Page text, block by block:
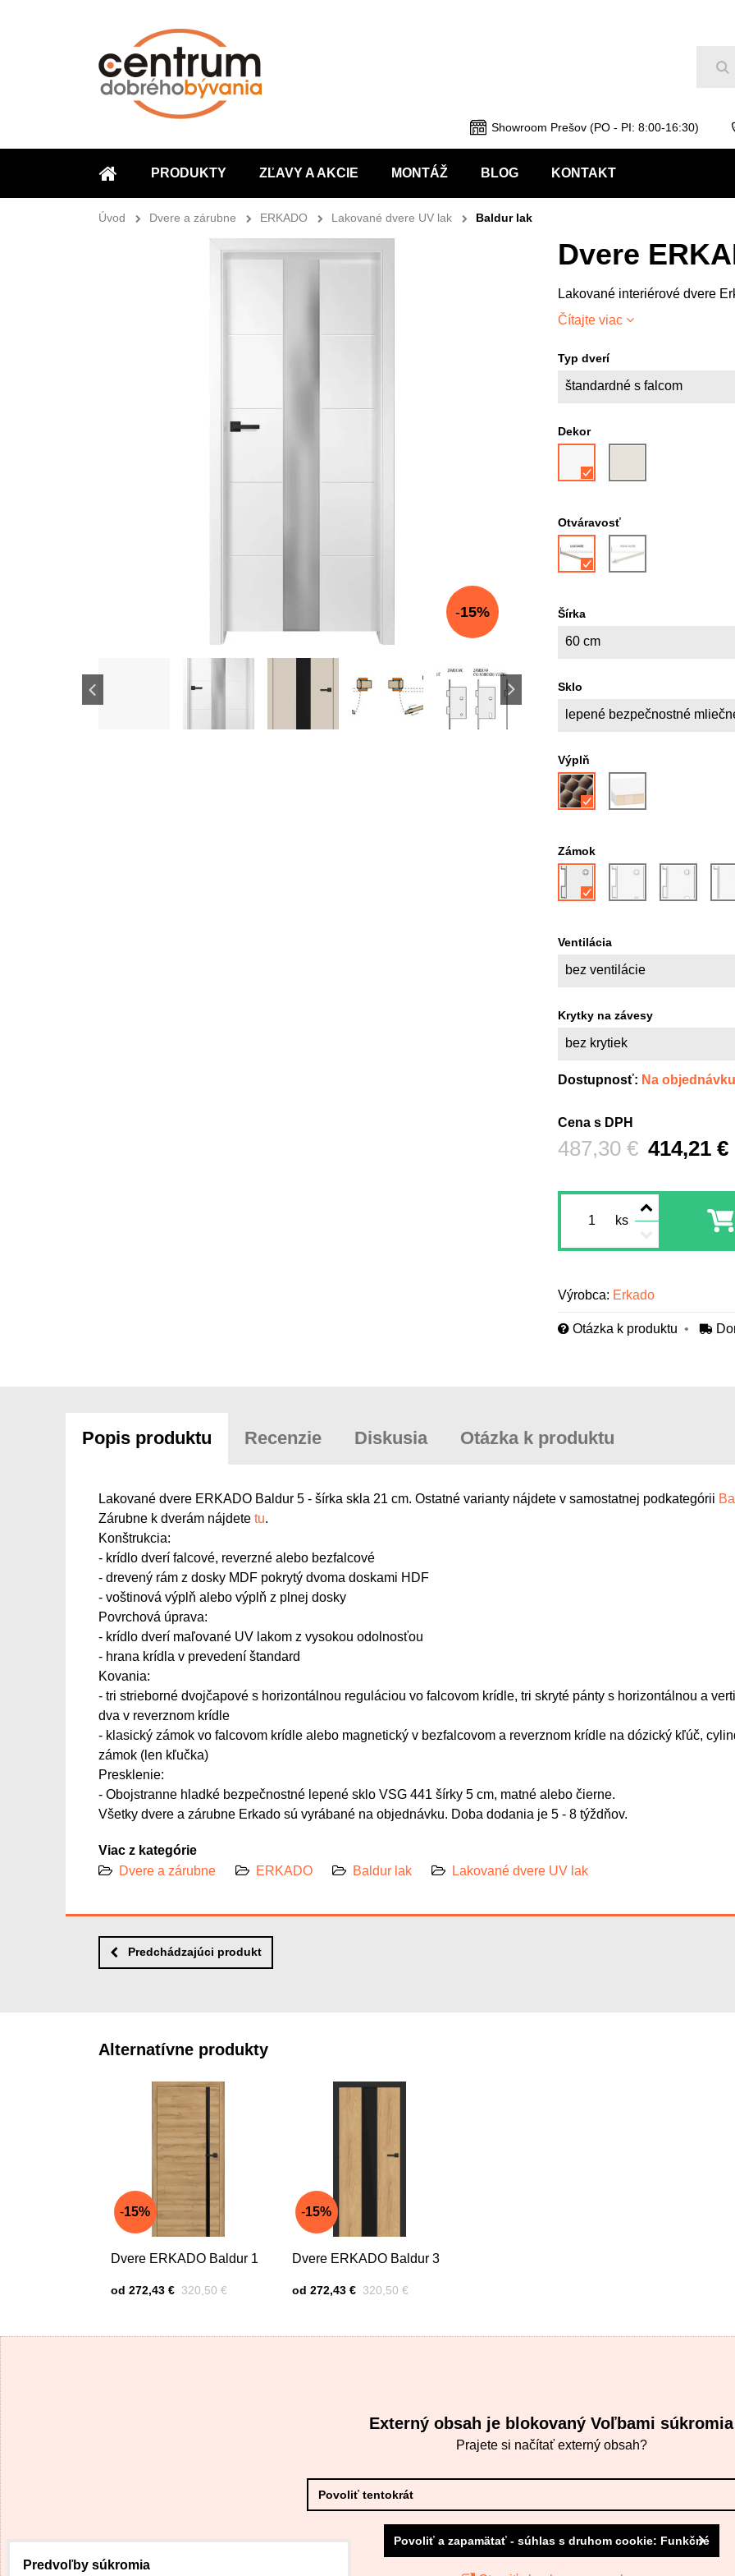
ÚVOD
PRODUKTY ZĽAVY A AKCIE MONTÁŽ BLOG KONTAKT
Showroom Prešov (PO - PI: 8:00-16:30)
Úvod Dvere a zárubne ERKADO Lakované dvere UV lak Baldur lak
Dvere
Lakované interiérové dvere
Čítajte viac
15%
Typ dverí
štandardné s falcom
Dekor
Otváravosť
Šírka
60 cm
Sklo
Výplň
Zámok
Ventilácia
bez ventilácie
Krytky na závesy
bez krytiek
Dostupnosť: Na objednávku
Cena s DPH
414,21 €
Pred zľavou:
487,30 €
ks
Výrobca: Erkado
Otázka k produktu
Popis produktu Recenzie Diskusia Otázka k produktu
Lakované dvere ERKADO Baldur 5 - šírka skla 21 cm. Ostatné varianty nájdete v samostatnej podkategórii
Zárubne k dverám nájdete tu.
Konštrukcia:
- krídlo dverí falcové, reverzné alebo bezfalcové
- drevený rám z dosky MDF pokrytý dvoma doskami HDF
- voštinová výplň alebo výplň z plnej dosky
Povrchová úprava:
- krídlo dverí maľované UV lakom z vysokou odolnosťou
- hrana krídla v prevedení štandard
Kovania:
- tri strieborné dvojčapové s horizontálnou reguláciou vo falcovom krídle, tri skryté pánty s horizontálnou a
dva v reverznom krídle
- klasický zámok vo falcovom krídle alebo magnetický v bezfalcovom a reverznom krídle na dózický kľúč,
zámok (len kľučka)
Presklenie:
- Obojstranne hladké bezpečnostné lepené sklo VSG 441 šírky 5 cm, matné alebo čierne.
Všetky dvere a zárubne Erkado sú vyrábané na objednávku. Doba dodania je 5 - 8 týždňov.
Viac z kategórie
Dvere a zárubne
ERKADO Baldur lak Lakované dvere UV lak
Predchádzajúci produkt
Alternatívne produkty
Dvere ERKADO Baldur 1
Cena s DPH
od 272,43 € Pred zľavou:
320,50 €
15%
Dvere ERKADO Baldur 3
Cena s DPH
od 272,43 € Pred zľavou:
320,50 €
15%
Externý obsah je blokovaný Voľbami súkromia
Prajete si načítať externý obsah?
Povoliť tentokrát
Povoliť a zapamätať - súhlas s druhom cookie: Funkčné
Predvoľby súkromia